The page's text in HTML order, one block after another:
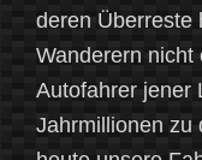
deren Überreste
Wanderern nicht
Autofahrer jener
Jahrmillionen zu